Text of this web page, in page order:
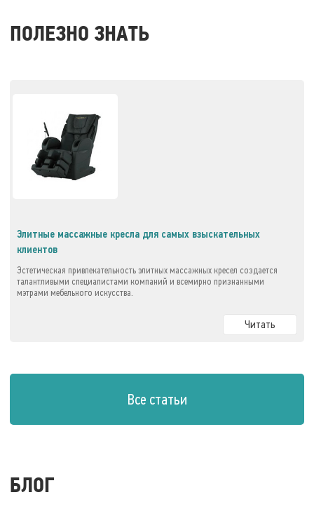
ПОЛЕЗНО ЗНАТЬ
Элитные массажные кресла для самых взыскательных
клиентов
Эстетическая привлекательность элитных массажных кресел создается
талантливыми специалистами компаний и всемирно признанными
мэтрами мебельного искусства.
Читать
Все статьи
БЛОГ